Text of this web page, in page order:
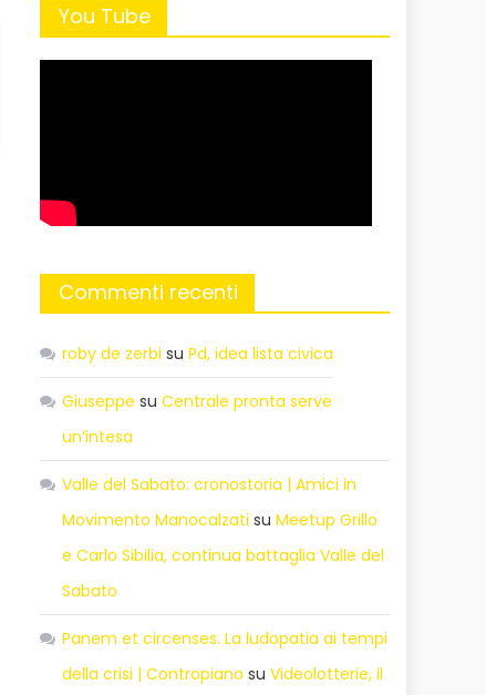
You Tube
Commenti recenti
roby de zerbi suPd, idea lista civica
Giuseppe suCentrale pronta serve
un’intesa
Valle del Sabato: cronostoria | Amici in
Movimento Manocalzati suMeetup Grillo
e Carlo Sibilia, continua battaglia Valle del
Sabato
Panem et circenses. La ludopatia ai tempi
della crisi | Contropiano suVideolotterie, il